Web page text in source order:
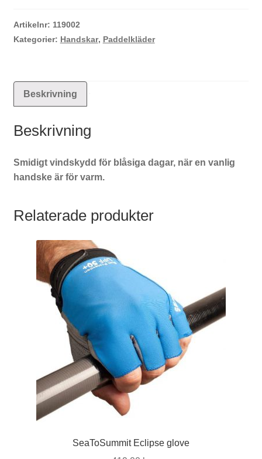
Artikelnr: 119002
Kategorier: Handskar, Paddelkläder
Beskrivning
Beskrivning
Smidigt vindskydd för blåsiga dagar, när en vanlig
handske är för varm.
Relaterade produkter
SeaToSummit Eclipse glove